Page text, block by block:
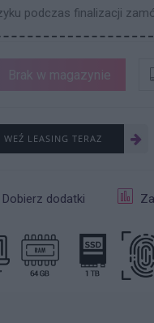
podczas finalizacji
Brak w magazynie
WEŹ LEASING TERAZ
Dobierz dodatki